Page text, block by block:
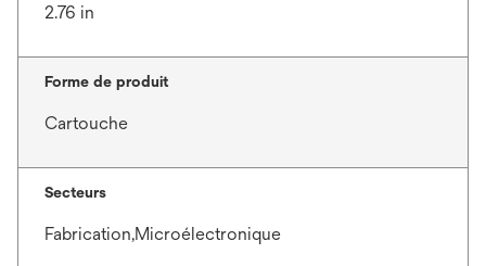
2.76 in
Forme de produit
Cartouche
Secteurs
Fabrication,Microélectronique